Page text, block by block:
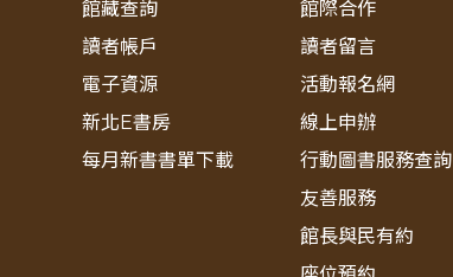
館藏查詢
讀者帳戶
電子資源
新北E書房
每月新書書單下載
館際合作
讀者留言
活動報名網
線上申辦
行動圖書服務查詢
友善服務
館長與民有約